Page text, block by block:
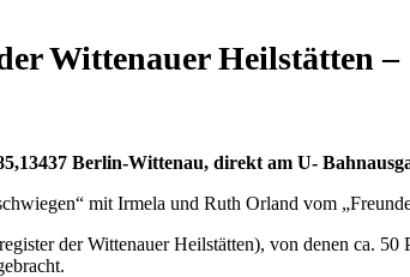
Wittenauer Heilstätten –
Berlin-Wittenau, direkt am U-
mit Irmela und Ruth Orland vom
der Wittenauer Heilstätten), von denen ca.